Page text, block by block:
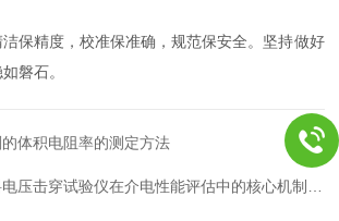
精度，校准保准确，规范保安全。坚持做好
磐石。
体积电阻率的测定方法
击穿试验仪在介电性能评估中的核心机制与工程价值